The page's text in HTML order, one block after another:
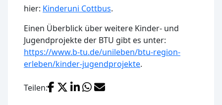
hier: Kinderuni Cottbus.
Einen Überblick über weitere Kinder- und
Jugendprojekte der BTU gibt es unter:
https://www.b-tu.de/unileben/btu-region-
erleben/kinder-jugendprojekte.
Teilen: Facebook
X (Twitter)
LinkedIn
WhatsApp